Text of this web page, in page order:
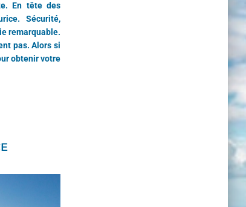
En tête des
Sécurité,
remarquable.
pas. Alors si
obtenir votre